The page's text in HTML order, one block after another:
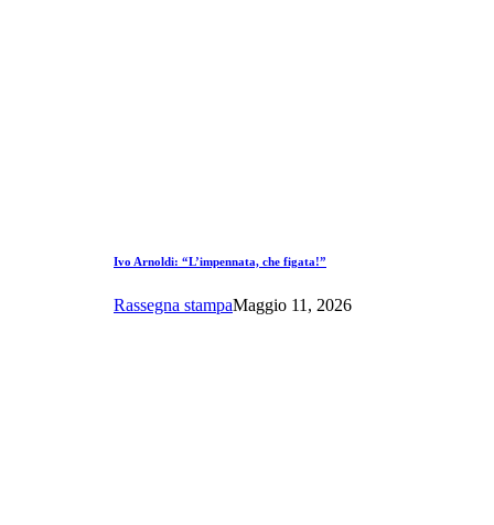
Ivo Arnoldi: “L’impennata, che figata!”
Rassegna stampaMaggio 11, 2026